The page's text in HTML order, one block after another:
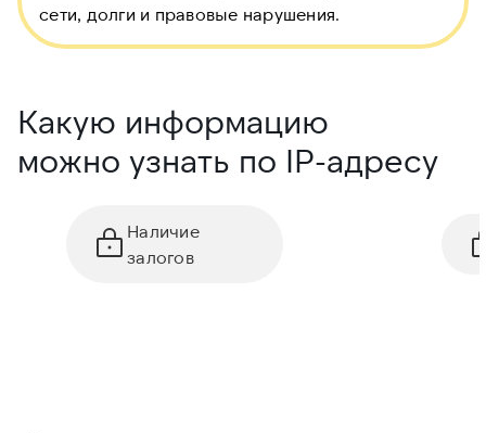
сети, долги и правовые нарушения.
Какую информацию
можно узнать по IP-адресу
Наличие
залогов